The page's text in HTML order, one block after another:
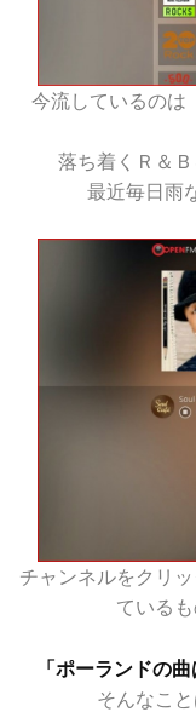
今流しているのは
落ち着くＲ＆
最近毎日雨
チャンネルをクリ
ている
「ポーランドの
そんなこ